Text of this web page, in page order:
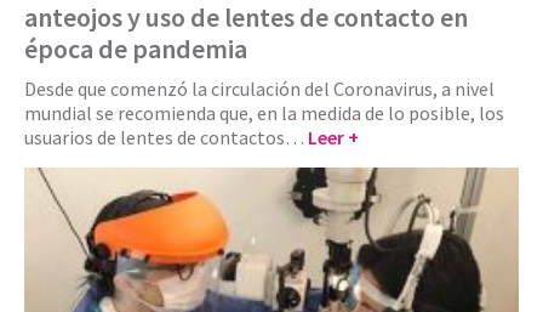
anteojos y uso de lentes de contacto en
época de pandemia
Desde que comenzó la circulación del Coronavirus, a nivel
mundial se recomienda que, en la medida de lo posible, los
usuarios de lentes de contactos… Leer +